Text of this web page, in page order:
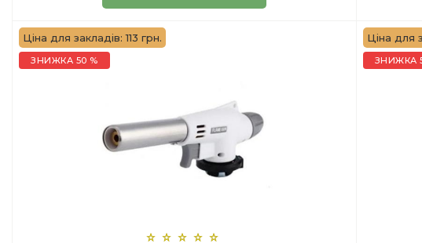
Ціна для закладів: 113 грн.
ЗНИЖКА 50 %
Ціна для
ЗНИЖКА